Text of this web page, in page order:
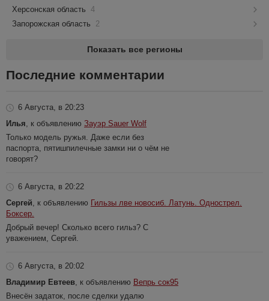
Херсонская область 4
Запорожская область
2
Показать все регионы
Последние комментарии
6 Августа, в 20:23
Илья , к объявлению Зауэр Sauer Wolf
Только модель ружья. Даже если без
паспорта, пятишпилечные замки ни о чём не
говорят?
6 Августа, в 20:22
Сергей , к объявлению Гильзы лве новосиб. Латунь. Однострел.
Боксер.
Добрый вечер! Сколько всего гильз? С
уважением, Сергей.
6 Августа, в 20:02
Владимир Евтеев , к объявлению Вепрь сок95
Внесён задаток, после сделки удалю